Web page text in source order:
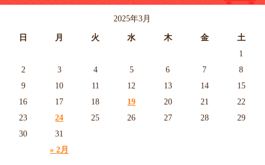
2025年3月
日 月 火 水 木 金 土
« 2月
1
2
3 4 5 6 7
8
9
10 11 12 13 14
15
16
17 18 19 20 21
22
23
24 25 26 27 28
29
30
31